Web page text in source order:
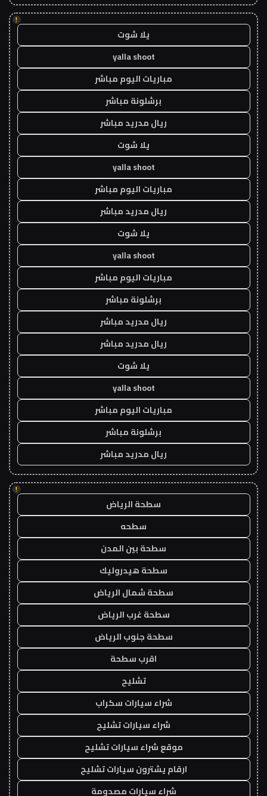
!
يلا شوت
yalla shoot
مباريات اليوم مباشر
برشلونة مباشر
ريال مدريد مباشر
يلا شوت
yalla shoot
مباريات اليوم مباشر
ريال مدريد مباشر
يلا شوت
yalla shoot
مباريات اليوم مباشر
برشلونة مباشر
ريال مدريد مباشر
ريال مدريد مباشر
يلا شوت
yalla shoot
مباريات اليوم مباشر
برشلونة مباشر
ريال مدريد مباشر
!
سطحة الرياض
سطحه
سطحة بين المدن
سطحة هيدروليك
سطحة شمال الرياض
سطحة غرب الرياض
سطحة جنوب الرياض
اقرب سطحة
تشليح
شراء سيارات سكراب
شراء سيارات تشليح
موقع شراء سيارات تشليح
ارقام يشترون سيارات تشليح
شراء سيارات مصدومة